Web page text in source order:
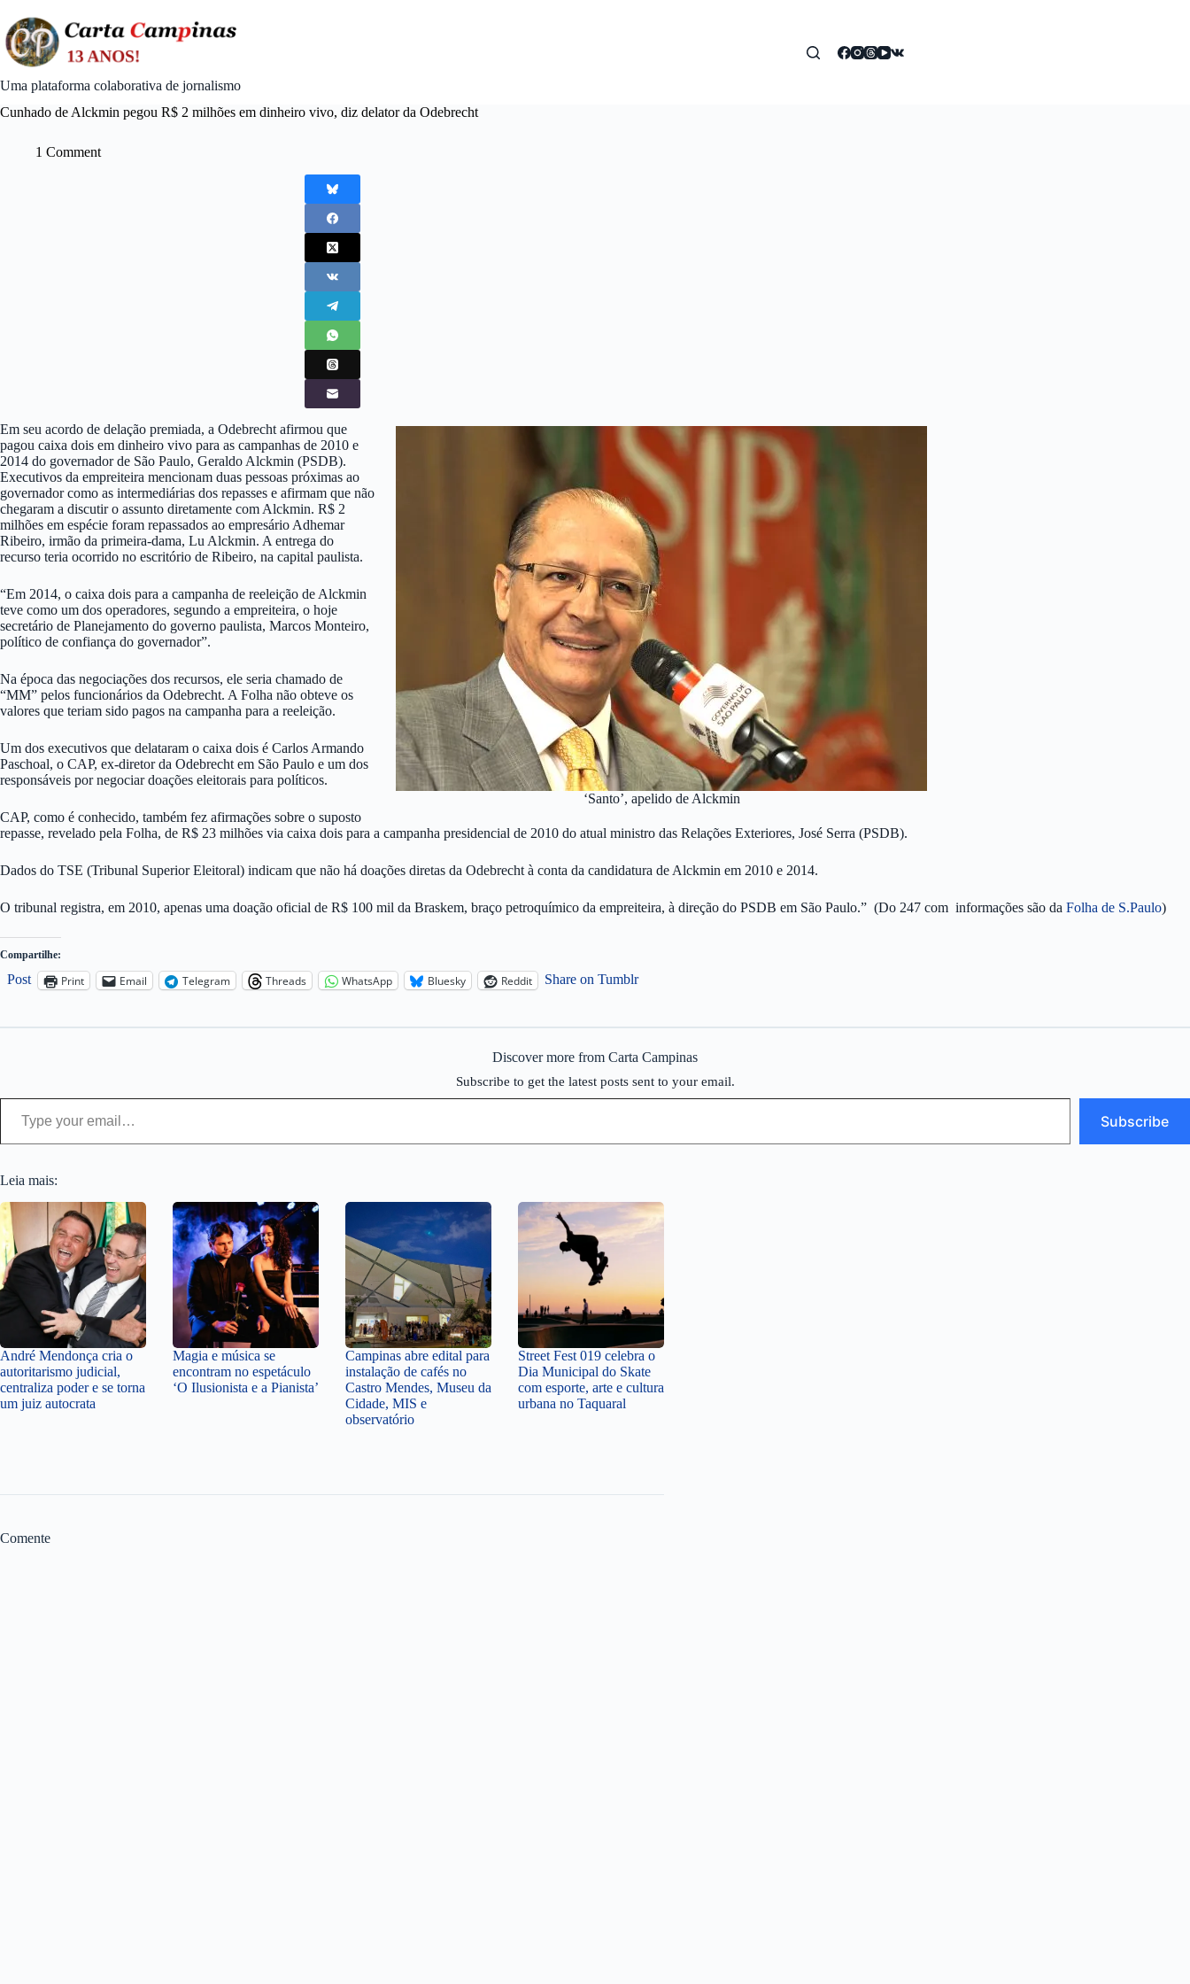
content
Uma plataforma colaborativa de jornalismo
Cunhado de Alckmin pegou R$ 2 milhões em dinheiro vivo, diz delator da Odebrecht
1 Comment
‘Santo’, apelido de Alckmin
Em seu acordo de delação premiada, a Odebrecht afirmou que
pagou caixa dois em dinheiro vivo para as campanhas de 2010 e
2014 do governador de São Paulo, Geraldo Alckmin (PSDB).
Executivos da empreiteira mencionam duas pessoas próximas ao
governador como as intermediárias dos repasses e afirmam que não
chegaram a discutir o assunto diretamente com Alckmin. R$ 2
milhões em espécie foram repassados ao empresário Adhemar
Ribeiro, irmão da primeira-dama, Lu Alckmin. A entrega do
recurso teria ocorrido no escritório de Ribeiro, na capital paulista.
“Em 2014, o caixa dois para a campanha de reeleição de Alckmin
teve como um dos operadores, segundo a empreiteira, o hoje
secretário de Planejamento do governo paulista, Marcos Monteiro,
político de confiança do governador”.
Na época das negociações dos recursos, ele seria chamado de
“MM” pelos funcionários da Odebrecht. A Folha não obteve os
valores que teriam sido pagos na campanha para a reeleição.
Um dos executivos que delataram o caixa dois é Carlos Armando
Paschoal, o CAP, ex-diretor da Odebrecht em São Paulo e um dos
responsáveis por negociar doações eleitorais para políticos.
CAP, como é conhecido, também fez afirmações sobre o suposto
repasse, revelado pela Folha, de R$ 23 milhões via caixa dois para a campanha presidencial de 2010 do atual ministro das Relações Exteriores, José Serra (PSDB).
Dados do TSE (Tribunal Superior Eleitoral) indicam que não há doações diretas da Odebrecht à conta da candidatura de Alckmin em 2010 e 2014.
O tribunal registra, em 2010, apenas uma doação oficial de R$ 100 mil da Braskem, braço petroquímico da empreiteira, à direção do PSDB em São Paulo.” (Do 247 com informações são da Folha de S.Paulo)
Compartilhe:
Post Print Email Telegram Threads WhatsApp Bluesky Reddit Share on Tumblr
Discover more from Carta Campinas
Subscribe to get the latest posts sent to your email.
Type your email…
Subscribe
Leia mais:
André Mendonça cria o
autoritarismo judicial,
centraliza poder e se torna
um juiz autocrata
Magia e música se
encontram no espetáculo
‘O Ilusionista e a Pianista’
Campinas abre edital para
instalação de cafés no
Castro Mendes, Museu da
Cidade, MIS e
observatório
Street Fest 019 celebra o
Dia Municipal do Skate
com esporte, arte e cultura
urbana no Taquaral
Comente